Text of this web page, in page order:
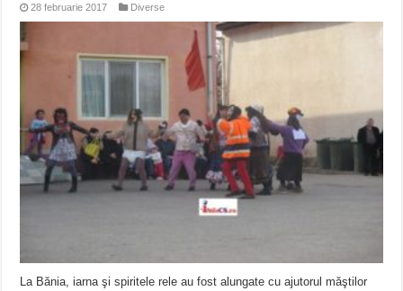
28 februarie 2017 Diverse
La Bănia, iarna şi spiritele rele au fost alungate cu ajutorul măştilor